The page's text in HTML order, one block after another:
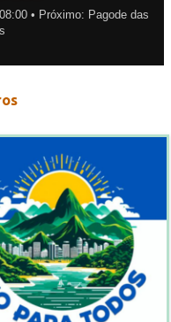
• Próximo: Pagode das